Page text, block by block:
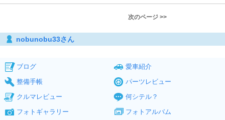
次のページ >>
nobunobu33さん
ブログ
愛車紹介
整備手帳
パーツレビュー
クルマレビュー
何シテル？
フォトギャラリー
フォトアルバム